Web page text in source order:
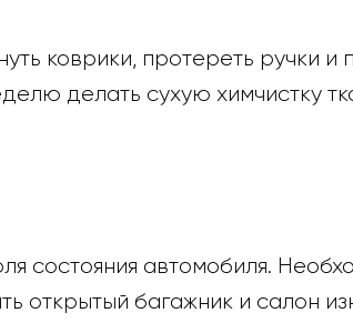
коврики, протереть ручки и
делать сухую химчистку
состояния автомобиля.
открытый багажник и салон